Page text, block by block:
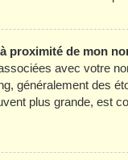
proximité de mon
avec votre
généralement des
plus grande, est